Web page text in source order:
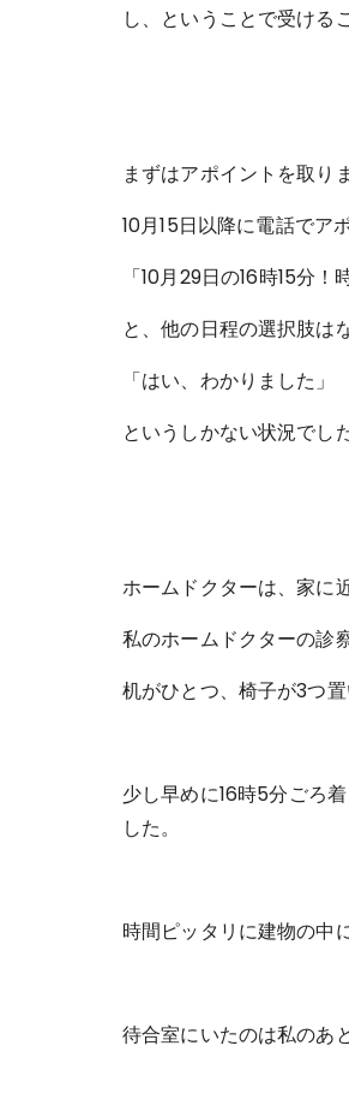
し、ということで受ける
まずはアポイントを取り
10月15日以降に電話でア
「10月29日の16時15分
と、他の日程の選択肢は
「はい、わかりました」
というしかない状況でした
ホームドクターは、家に
私のホームドクターの診
机がひとつ、椅子が3つ
少し早めに16時5分ごろ
した。
時間ピッタリに建物の中
待合室にいたのは私のあ